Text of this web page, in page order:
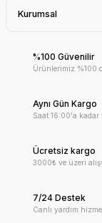
Kurumsal
%100 Güvenilir
Ürünlerimiz %100
Aynı Gün Kargo
Saat 16:00'a kadar
Ücretsiz kargo
3000₺ ve üzeri
7/24 Destek
Canlı yardım